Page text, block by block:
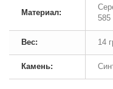
Материал:
585
Вес: 14
Камень: